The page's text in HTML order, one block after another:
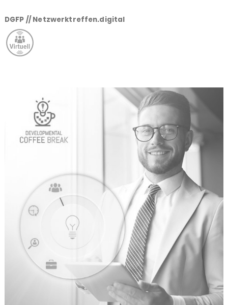
DGFP // Netzwerktreffen.digital